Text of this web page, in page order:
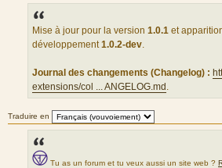
Mise à jour pour la version 1.0.1 et
développement1.0.2-dev.
Journal des changements (Changelog) :
extensions/col ... ANGELOG.md.
Traduire en
Tu as un forum et tu veux aussi un site web ?